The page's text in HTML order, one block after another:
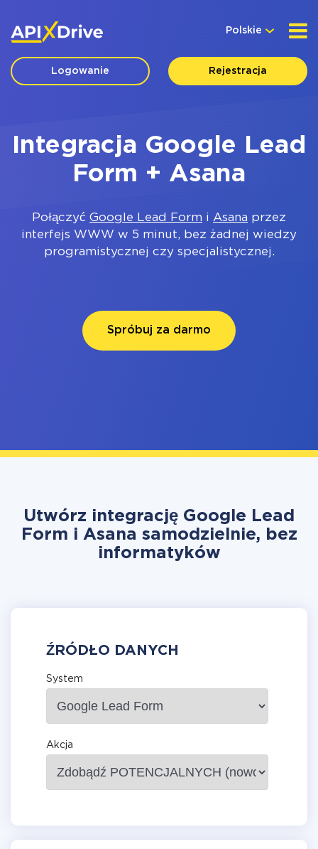
Polskie
Logowanie Rejestracja
Integracja Google Lead
Form + Asana
Połączyć Google Lead Form i Asana przez
interfejs WWW w 5 minut, bez żadnej wiedzy
programistycznej czy specjalistycznej.
Spróbuj za darmo
Utwórz integrację Google Lead
Form i Asana samodzielnie, bez
informatyków
ŹRÓDŁO DANYCH
System
Akcja